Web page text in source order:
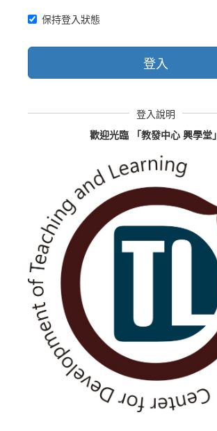
保持登入狀態
登入
登入說明
歡迎光臨 「教發中心 興學堂」